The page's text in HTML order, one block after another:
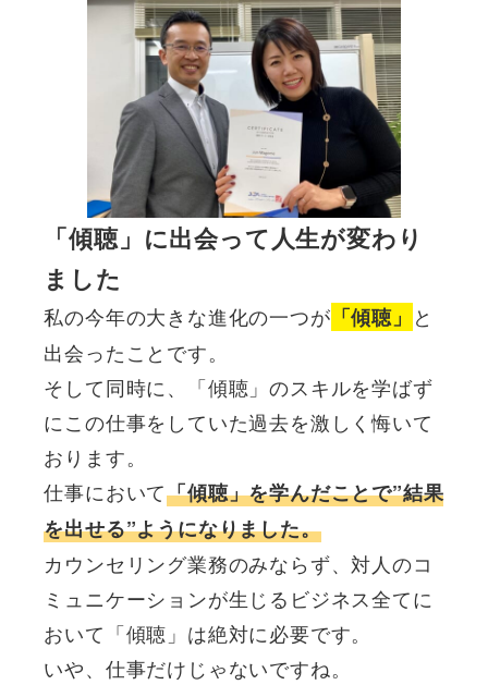
「傾聴」に出会って人生が変わり
ました
私の今年の大きな進化の一つが 「傾聴」 と
出会ったことです。
そして同時に、「傾聴」のスキルを学ばず
にこの仕事をしていた過去を激しく悔いて
おります。
仕事において「傾聴」を学んだことで”結果
を出せる”ようになりました。
カウンセリング業務のみならず、対人のコ
ミュニケーションが生じるビジネス全てに
おいて「傾聴」は絶対に必要です。
いや、仕事だけじゃないですね。